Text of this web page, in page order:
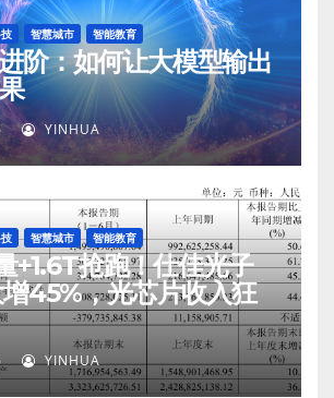
智慧城市 智能教育
阶：如何让大模型输出
YINHUA
智慧城市 智能教育
+1.6T抢跑！仕佳光子
45%，光芯片收入狂
YINHUA